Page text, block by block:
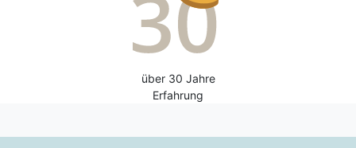
über 30 Jahre
Erfahrung